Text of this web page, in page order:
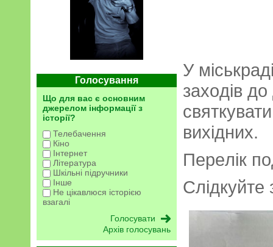
Голосування
Що для вас є основним
джерелом інформації з
історії?
Телебачення
Кіно
Інтернет
Література
Шкільні підручники
Інше
Не цікавлюся історією
взагалі
Архів голосувань
У
захoдів
вихідних.
Пepeлік